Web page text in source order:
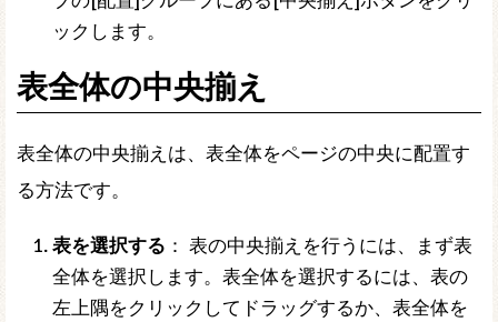
ックします。
表全体の中央揃え
表全体の中央揃えは、表全体をページの中央に配置す
る方法です。
表を選択する ： 表の中央揃えを行うには、まず表
全体を選択します。表全体を選択するには、表の
左上隅をクリックしてドラッグするか、表全体を